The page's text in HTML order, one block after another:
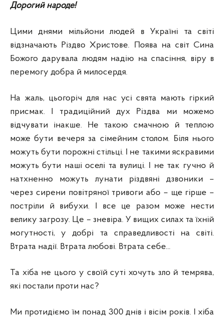
Дорогий народе!
Цими днями мільйони людей в Україні та світі
відзначають Різдво Христове. Поява на світ Сина
Божого дарувала людям надію на спасіння, віру в
перемогу добра й милосердя.
На жаль, цьогоріч для нас усі свята мають гіркий
присмак. І традиційний дух Різдва ми можемо
відчувати інакше. Не такою смачною й теплою
може бути вечеря за сімейним столом. Біля нього
можуть бути порожні стільці. І не такими яскравими
можуть бути наші оселі та вулиці. І не так гучно й
натхненно можуть лунати різдвяні дзвоники –
через сирени повітряної тривоги або – ще гірше –
постріли й вибухи. І все це разом може нести
велику загрозу. Це – зневіра. У вищих силах та їхній
могутності, у добрі та справедливості на світі.
Втрата надії. Втрата любові. Втрата себе...
Та хіба не цього у своїй суті хочуть зло й темрява,
які постали проти нас?
Ми протидіємо їм понад 300 днів і вісім років. І хіба